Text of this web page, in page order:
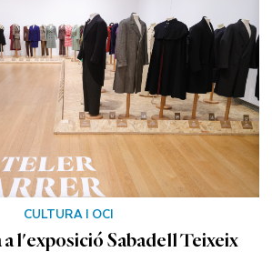
CULTURA I OCI
l'exposició Sabadell Teixeix